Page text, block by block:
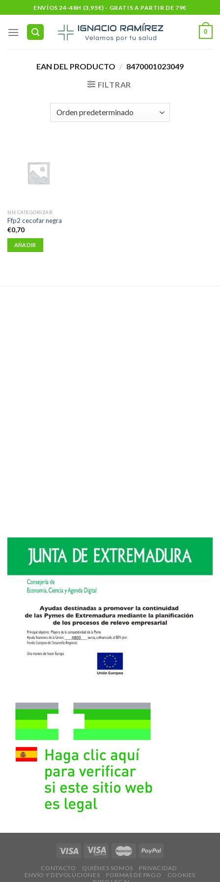
to
content
ENVÍOS 24-48H (3,95€) - GRATIS A PARTIR DE 79€
0
EAN DEL PRODUCTO / 8470001023049
FILTRAR
SIN CATEGORIZAR
Ffp2 cecofar negra
€0,70
AÑADIR
CONTACTO QUIÉNES SOMOS
PRIVACIDAD
ENVÍO Y DEVOLUCIONES
FORMAS DE PAGO
COOKIES